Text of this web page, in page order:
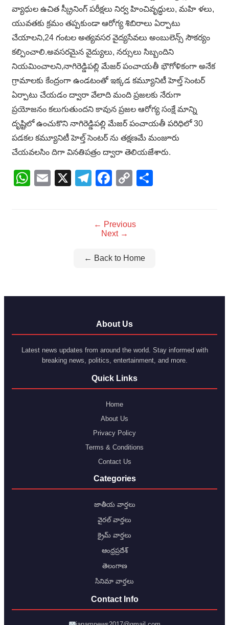
వ్యాధుల ఉచిత స్క్రీనింగ్ పరీక్షలు నిర్వ హించివృద్ధులు, మహి ళలు,
యువతకు క్రమం తప్పకుండా ఆరోగ్య శిబిరాలు ఏర్పాటు
చేయాలని,24 గంటల అత్యవసర వైద్యసేవలు అంబులెన్స్ సౌకర్యం
కల్పించాలి.అవసరమైన వైద్యులు, నర్సులు సిబ్బందిని
నియమించాలని,నాగిరెడ్డిపల్లి మేజర్ పంచాయతీ భౌగోళికంగా అనేక
గ్రామాలకు కేంద్రంగా ఉండటంతో ఇక్కడ కమ్యూనిటీ హెల్త్ సెంటర్
ఏర్పాటు చేయడం ద్వారా వేలాది మంది ప్రజలకు నేరుగా
ప్రయోజనం కలుగుతుందని కావున ప్రజల ఆరోగ్య సంక్షే మాన్ని
దృష్టిలో ఉంచుకొని నాగిరెడ్డిపల్లి మేజర్ పంచాయతీ పరిధిలో 30
పడకల కమ్యూనిటీ హెల్త్ సెంటర్ ను తక్షణమే మంజూరు
చేయవలసిం దిగా వినతిపత్రం ద్వారా తెలియజేశారు.
WhatsApp
Email
X Telegram
Facebook
Copy
← Previous
Next →
← Back to Home
About Us
Latest news updates from around the world. Stay informed with
breaking news, politics, entertainment, and more.
Quick Links
Home
About Us
Privacy Policy
Terms & Conditions
Contact Us
Categories
జాతీయ వార్తలు
వైరల్ వార్తలు
క్రైమ్ వార్తలు
ఆంధ్రప్రదేశ్
తెలంగాణ
సినిమా వార్తలు
Contact Info